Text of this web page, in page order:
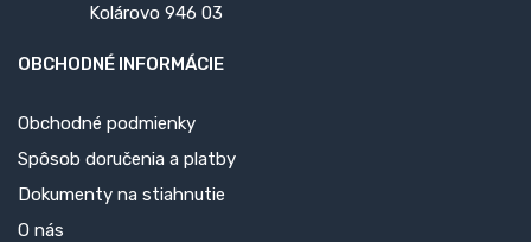
Kolárovo 946 03
OBCHODNÉ INFORMÁCIE
Obchodné podmienky
Spôsob doručenia a platby
Dokumenty na stiahnutie
O nás